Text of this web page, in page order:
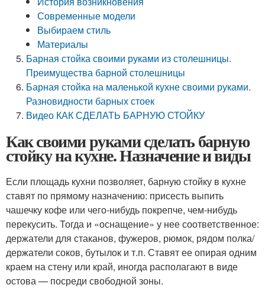
Современные модели
Выбираем стиль
Материалы
Барная стойка своими руками из столешницы.
Преимущества барной столешницы
Барная стойка на маленькой кухне своими руками.
Разновидности барных стоек
Видео КАК СДЕЛАТЬ БАРНУЮ СТОЙКУ
Как своими руками сделать барную
стойку на кухне. Назначение и виды
Если площадь кухни позволяет, барную стойку в кухне
ставят по прямому назначению: присесть выпить
чашечку кофе или чего-нибудь покрепче, чем-нибудь
перекусить. Тогда и «оснащение» у нее соответственное:
держатели для стаканов, фужеров, рюмок, рядом полка/
держатели соков, бутылок и т.п. Ставят ее опирая одним
краем на стену или край, иногда располагают в виде
остова — посреди свободной зоны.